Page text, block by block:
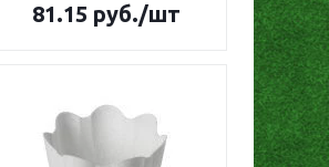
81.15 руб./шт